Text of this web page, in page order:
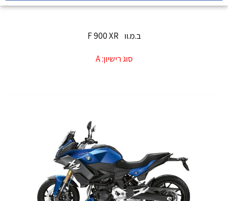
ב.מ.וו F 900 XR
סוג רישיון:A